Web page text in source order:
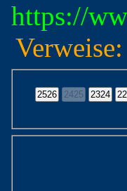
https://
Verweise: